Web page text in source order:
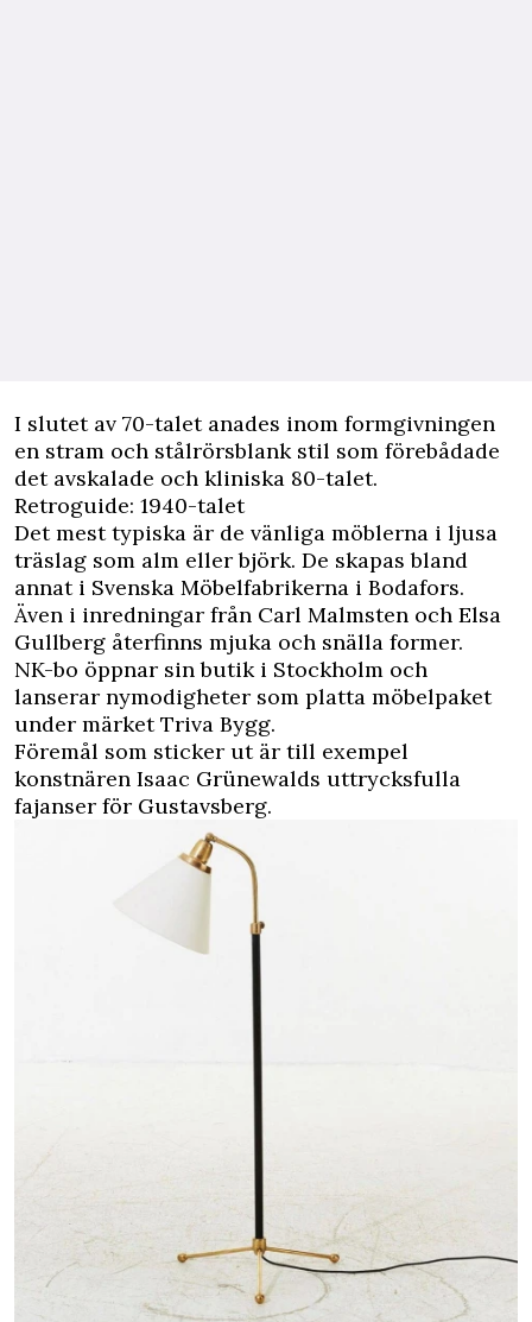
I slutet av 70-talet anades inom formgivningen
en stram och stålrörsblank stil som förebådade
det avskalade och kliniska 80-talet.
Retroguide: 1940-talet
Det mest typiska är de vänliga möblerna i ljusa
träslag som alm eller björk. De skapas bland
annat i Svenska Möbelfabrikerna i Bodafors.
Även i inredningar från Carl Malmsten och Elsa
Gullberg återfinns mjuka och snälla former.
NK-bo öppnar sin butik i Stockholm och
lanserar nymodigheter som platta möbelpaket
under märket Triva Bygg.
Föremål som sticker ut är till exempel
konstnären Isaac Grünewalds uttrycksfulla
fajanser för Gustavsberg.